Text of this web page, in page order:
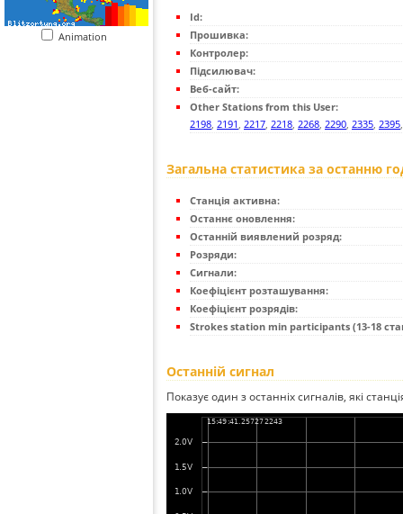
Animation
Id:
Прошивка:
Контролер:
Підсилювач:
Веб-сайт:
Other Stations from this User:
2198, 2191, 2217, 2218, 2268, 2290, 2335, 2395
Загальна статистика за останню
Станція активна:
Останнє оновлення:
Останній виявлений розряд:
Розряди:
Сигнали:
Коефіцієнт розташування:
Коефіцієнт розрядів:
Strokes station min participants (13-18
Останній сигнал
Показує один з останніх сигналів, які